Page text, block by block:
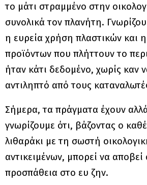
το μάτι στραμμένο στην
συνολικά τον πλανήτη.
η ευρεία χρήση πλαστικών και
προϊόντων που πλήττουν το
ήταν κάτι δεδομένο, χωρίς καν
αντιληπτό από τους
Σήμερα, τα πράγματα έχουν
γνωρίζουμε ότι, βάζοντας ο
λιθαράκι με τη σωστή
αντικειμένων, μπορεί να
προσπάθεια στο ευ ζην.